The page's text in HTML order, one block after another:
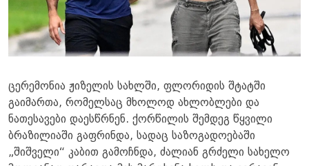
ცერემონია ჟიზელის სახლში, ფლორიდის შტატში
გაიმართა, რომელსაც მხოლოდ ახლობლები და
ნათესავები დაესწრნენ. ქორწილის შემდეგ წყვილი
ბრაზილიაში გაფრინდა, სადაც საზოგადოებაში
„შიშველი“ კაბით გამოჩნდა, ძალიან გრძელი სახელო